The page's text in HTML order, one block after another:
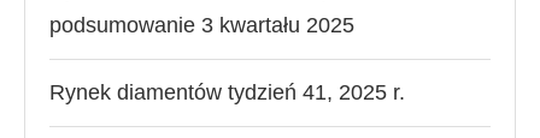
podsumowanie 3 kwartału 2025
Rynek diamentów tydzień 41, 2025 r.